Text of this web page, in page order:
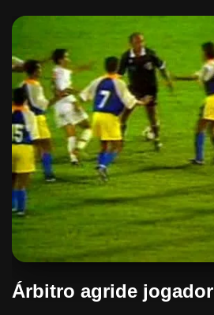
Árbitro agride jogador